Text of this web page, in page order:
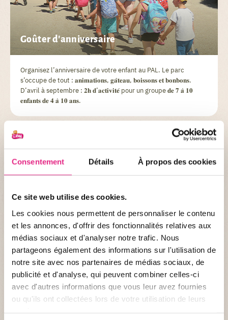
Consentement Détails À propos des cookies
Ce site web utilise des cookies.
Les cookies nous permettent de personnaliser le contenu
et les annonces, d'offrir des fonctionnalités relatives aux
médias sociaux et d'analyser notre trafic. Nous
partageons également des informations sur l'utilisation de
notre site avec nos partenaires de médias sociaux, de
publicité et d'analyse, qui peuvent combiner celles-ci
avec d'autres informations que vous leur avez fournies
ou qu'ils ont collectées lors de votre utilisation de leurs
Goûter d'anniversaire
Organisez l’anniversaire de votre enfant au PAL. Le parc
s’occupe de tout : 𝐚𝐧𝐢𝐦𝐚𝐭𝐢𝐨𝐧𝐬, 𝐠𝐚̂𝐭𝐞𝐚𝐮, 𝐛𝐨𝐢𝐬𝐬𝐨𝐧𝐬 𝐞𝐭 𝐛𝐨𝐧𝐛𝐨𝐧𝐬.
D’avril à septembre : 𝟐𝐡 𝐝’𝐚𝐜𝐭𝐢𝐯𝐢𝐭𝐞́ pour un groupe 𝐝𝐞 𝟕 𝐚̀ 𝟏𝟎
𝐞𝐧𝐟𝐚𝐧𝐭𝐬 𝐝𝐞 𝟒 𝐚̀ 𝟏𝟎 𝐚𝐧𝐬.
Les camps d'été du PAL
5 jours au parc pour les jeunes de 𝟖 𝐚̀ 𝟏𝟕 𝐚𝐧𝐬 pour découvrir les
animaux, la biodiversité ou même les attractions ! En juillet et
en août : 𝟓 𝐣𝐨𝐮𝐫𝐧𝐞́𝐞𝐬 𝐞𝐭 𝐮𝐧𝐞 𝐧𝐮𝐢𝐭 𝐞𝐧 𝐛𝐢𝐯𝐨𝐮𝐚𝐜.